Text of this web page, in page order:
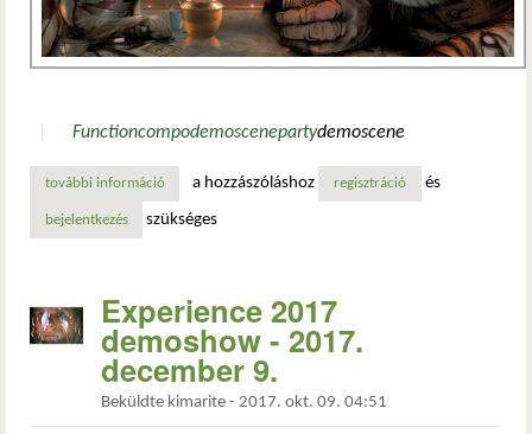
Functioncompodemoscenepartydemoscene
további információfunction 2018 demoscene party kedvcsináló tartalommal
a hozzászóláshoz regisztráció és
bejelentkezés szükséges
Experience 2017
demoshow - 2017.
december 9.
Beküldte kimarite - 2017. okt. 09. 04:51